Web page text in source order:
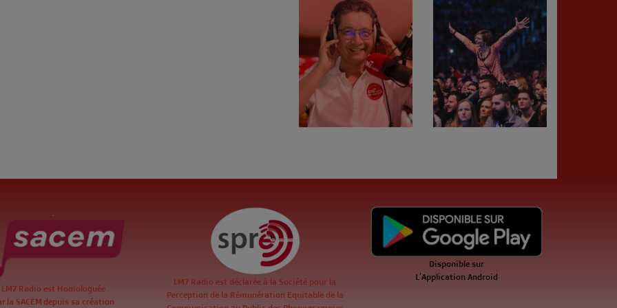
LM7 Radio est Homologuée
la SACEM depuis sa création
LM7 Radio est déclarée à la Société pour la
Perception de la Rémunération Equitable de la
Disponible sur
L'Application Android